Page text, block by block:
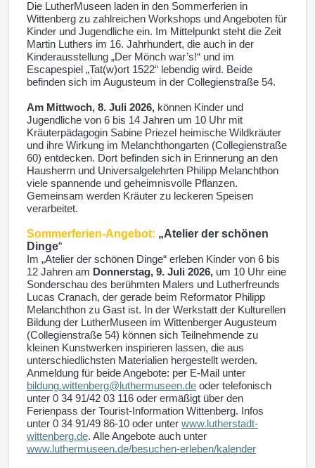
Die LutherMuseen laden in den Sommerferien in
Wittenberg zu zahlreichen Workshops und Angeboten für
Kinder und Jugendliche ein. Im Mittelpunkt steht die Zeit
Martin Luthers im 16. Jahrhundert, die auch in der
Kinderausstellung „Der Mönch war’s!“ und im
Escapespiel „Tat(w)ort 1522“ lebendig wird. Beide
befinden sich im Augusteum in der Collegienstraße 54.
Am Mittwoch, 8. Juli 2026, können Kinder und
Jugendliche von 6 bis 14 Jahren um 10 Uhr mit
Kräuterpädagogin Sabine Priezel heimische Wildkräuter
und ihre Wirkung im Melanchthongarten (Collegienstraße
60) entdecken. Dort befinden sich in Erinnerung an den
Hausherrn und Universalgelehrten Philipp Melanchthon
viele spannende und geheimnisvolle Pflanzen.
Gemeinsam werden Kräuter zu leckeren Speisen
verarbeitet.
Sommerferien-Angebot: „Atelier der schönen
Dinge“
Im „Atelier der schönen Dinge“ erleben Kinder von 6 bis
12 Jahren am Donnerstag, 9. Juli 2026, um 10 Uhr eine
Sonderschau des berühmten Malers und Lutherfreunds
Lucas Cranach, der gerade beim Reformator Philipp
Melanchthon zu Gast ist. In der Werkstatt der Kulturellen
Bildung der LutherMuseen im Wittenberger Augusteum
(Collegienstraße 54) können sich Teilnehmende zu
kleinen Kunstwerken inspirieren lassen, die aus
unterschiedlichsten Materialien hergestellt werden.
Anmeldung für beide Angebote: per E-Mail unter
bildung.wittenberg@luthermuseen.de oder telefonisch
unter 0 34 91/42 03 116 oder ermäßigt über den
Ferienpass der Tourist-Information Wittenberg. Infos
unter 0 34 91/49 86-10 oder unter www.lutherstadt-
wittenberg.de. Alle Angebote auch unter
www.luthermuseen.de/besuchen-erleben/kalender